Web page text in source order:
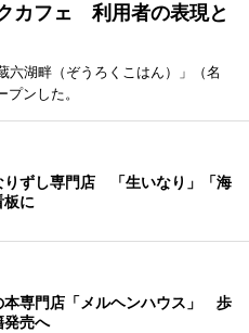
カフェ 利用者の表現と
六湖畔（ぞうろくこはん）」（名
ンした。
りずし専門店 「生いなり」「海
板に
本専門店「メルヘンハウス」 歩
発売へ